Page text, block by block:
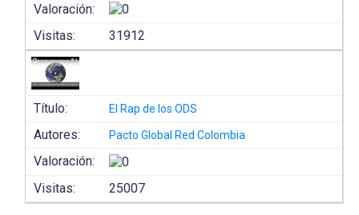
Valoración:
Visitas:
31912
Título: El Rap de los ODS
Autores: Pacto Global Red Colombia
Valoración:
Visitas:
25007